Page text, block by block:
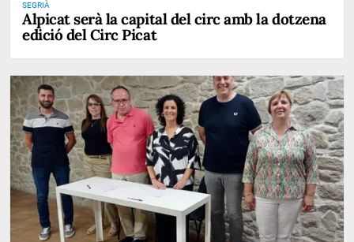
SEGRIÀ
Alpicat serà la capital del circ amb la dotzena
edició del Circ Picat